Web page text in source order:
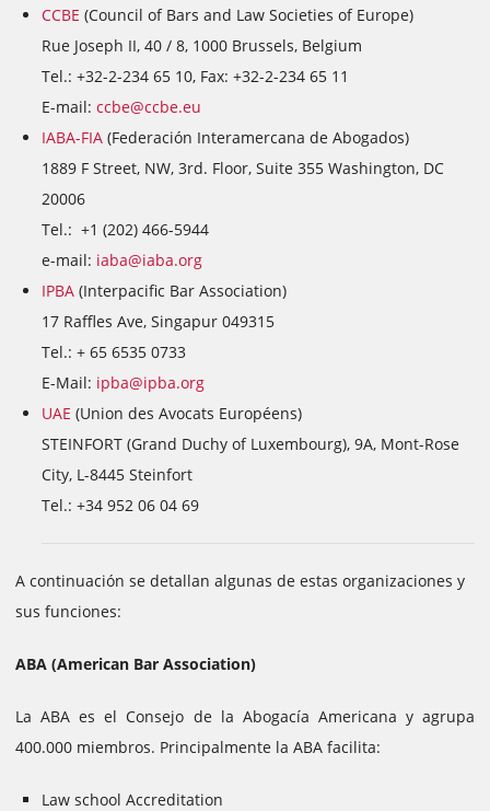
CCBE (Council of Bars and Law Societies of Europe)
Rue Joseph II, 40 / 8, 1000 Brussels, Belgium
Tel.: +32-2-234 65 10, Fax: +32-2-234 65 11
E-mail: ccbe@ccbe.eu
IABA-FIA (Federación Interamercana de Abogados)
1889 F Street, NW, 3rd. Floor, Suite 355 Washington, DC
20006
Tel.: +1 (202) 466-5944
e-mail: iaba@iaba.org
IPBA (Interpacific Bar Association)
17 Raffles Ave, Singapur 049315
Tel.: + 65 6535 0733
E-Mail: ipba@ipba.org
UAE (Union des Avocats Européens)
STEINFORT (Grand Duchy of Luxembourg), 9A, Mont-Rose
City, L-8445 Steinfort
Tel.: +34 952 06 04 69
A continuación se detallan algunas de estas organizaciones y
sus funciones:
ABA (American Bar Association)
La ABA es el Consejo de la Abogacía Americana y agrupa
400.000 miembros. Principalmente la ABA facilita:
Law school Accreditation